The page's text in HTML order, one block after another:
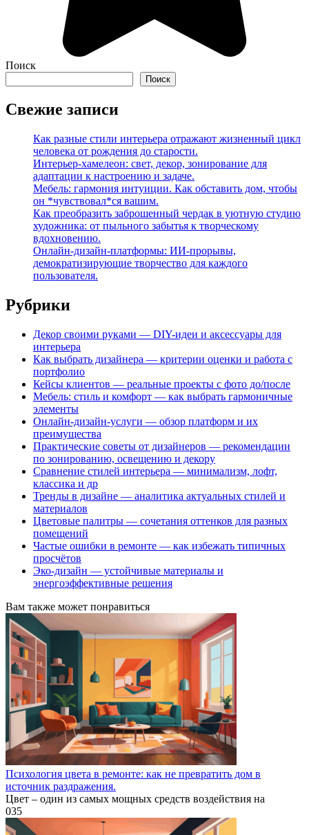
Поиск
Поиск
Свежие записи
Как разные стили интерьера отражают жизненный цикл
человека от рождения до старости.
Интерьер-хамелеон: свет, декор, зонирование для
адаптации к настроению и задаче.
Мебель: гармония интуиции. Как обставить дом, чтобы
он *чувствовал*ся вашим.
Как преобразить заброшенный чердак в уютную студию
художника: от пыльного забытья к творческому
вдохновению.
Онлайн-дизайн-платформы: ИИ-прорывы,
демократизирующие творчество для каждого
пользователя.
Рубрики
Декор своими руками — DIY-идеи и аксессуары для
интерьера
Как выбрать дизайнера — критерии оценки и работа с
портфолио
Кейсы клиентов — реальные проекты с фото до/после
Мебель: стиль и комфорт — как выбрать гармоничные
элементы
Онлайн-дизайн-услуги — обзор платформ и их
преимущества
Практические советы от дизайнеров — рекомендации
по зонированию, освещению и декору
Сравнение стилей интерьера — минимализм, лофт,
классика и др
Тренды в дизайне — аналитика актуальных стилей и
материалов
Цветовые палитры — сочетания оттенков для разных
помещений
Частые ошибки в ремонте — как избежать типичных
просчётов
Эко-дизайн — устойчивые материалы и
энергоэффективные решения
Вам также может понравиться
Психология цвета в ремонте: как не превратить дом в
источник раздражения.
Цвет – один из самых мощных средств воздействия на
035